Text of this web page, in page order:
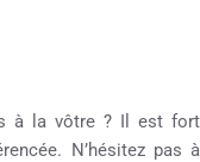
à la vôtre ? Il est fort
N’hésitez pas à